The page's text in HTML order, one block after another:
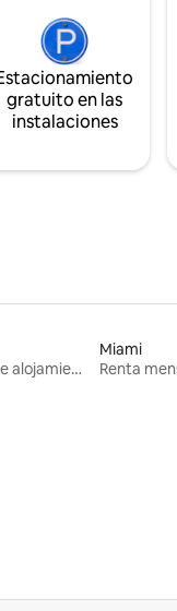
gratuito en las
instalaciones
Renta mensual de alojamientos
Miami